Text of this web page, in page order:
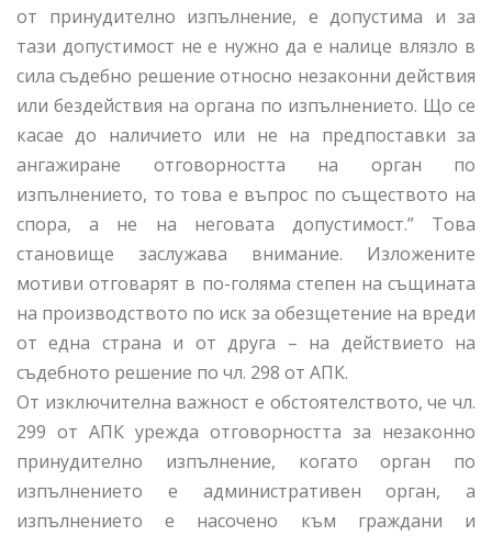
от принудително изпълнение, е допустима и за
тази допустимост не е нужно да е налице влязло в
сила съдебно решение относно незаконни действия
или бездействия на органа по изпълнението. Що се
касае до наличието или не на предпоставки за
ангажиране отговорността на орган по
изпълнението, то това е въпрос по съществото на
спора, а не на неговата допустимост.” Това
становище заслужава внимание. Изложените
мотиви отговарят в по-голяма степен на същината
на производството по иск за обезщетение на вреди
от една страна и от друга – на действието на
съдебното решение по чл. 298 от АПК.
От изключителна важност е обстоятелството, че чл.
299 от АПК урежда отговорността за незаконно
принудително изпълнение, когато орган по
изпълнението е административен орган, а
изпълнението е насочено към граждани и